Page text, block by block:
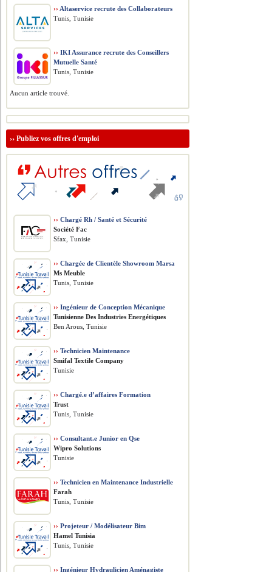
›› Altaservice recrute des Collaborateurs
Tunis, Tunisie
›› IKI Assurance recrute des Conseillers
Mutuelle Santé
Tunis, Tunisie
Aucun article trouvé.
››Publiez vos offres d'emploi
›› Chargé Rh / Santé et Sécurité
Société Fac
Sfax, Tunisie
›› Chargée de Clientèle Showroom Marsa
Ms Meuble
Tunis, Tunisie
›› Ingénieur de Conception Mécanique
Tunisienne Des Industries Energétiques
Ben Arous, Tunisie
›› Technicien Maintenance
Smifal Textile Company
Tunisie
›› Chargé.e d’affaires Formation
Trust
Tunis, Tunisie
›› Consultant.e Junior en Qse
Wipro Solutions
Tunisie
›› Technicien en Maintenance Industrielle
Farah
Tunis, Tunisie
›› Projeteur / Modélisateur Bim
Hamel Tunisia
Tunis, Tunisie
›› Ingénieur Hydraulicien Aménagiste